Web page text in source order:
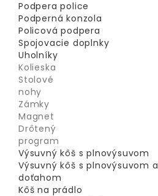
Podpera police
Podperná konzola
Policová podpera
Spojovacie doplnky
Uholníky
Kolieska
Stolové
nohy
Zámky
Magnet
Drôtený
program
Výsuvný kôš s plnovýsuvom
Výsuvný kôš s plnovýsuvom a
doťahom
Kôš na prádlo